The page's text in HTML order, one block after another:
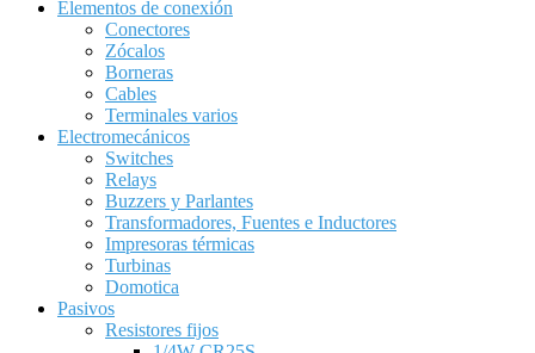
Elementos de conexión
Conectores
Zócalos
Borneras
Cables
Terminales varios
Electromecánicos
Switches
Relays
Buzzers y Parlantes
Transformadores, Fuentes e Inductores
Impresoras térmicas
Turbinas
Domotica
Pasivos
Resistores fijos